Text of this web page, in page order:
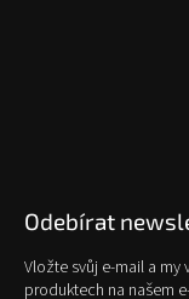
Odebírat
Vložte svůj e-mail a
produktech na našem